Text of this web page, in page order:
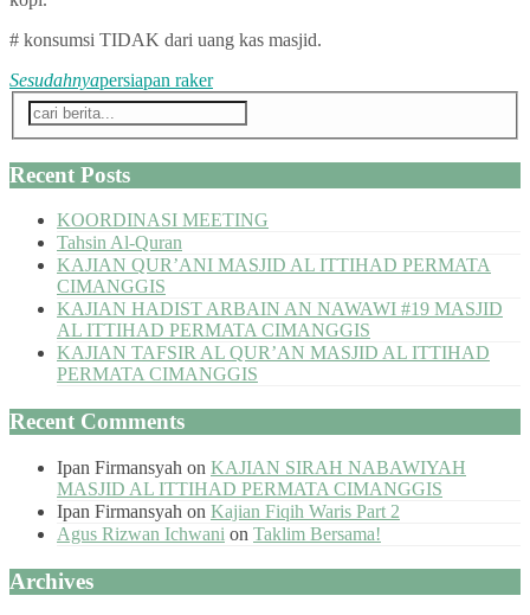
# konsumsi TIDAK dari uang kas masjid.
Sesudahnyapersiapan raker
Recent Posts
KOORDINASI MEETING
Tahsin Al-Quran
KAJIAN QUR’ANI MASJID AL ITTIHAD PERMATA
CIMANGGIS
KAJIAN HADIST ARBAIN AN NAWAWI #19 MASJID
AL ITTIHAD PERMATA CIMANGGIS
KAJIAN TAFSIR AL QUR’AN MASJID AL ITTIHAD
PERMATA CIMANGGIS
Recent Comments
Ipan Firmansyah on KAJIAN SIRAH NABAWIYAH
MASJID AL ITTIHAD PERMATA CIMANGGIS
Ipan Firmansyah on Kajian Fiqih Waris Part 2
Agus Rizwan Ichwani on Taklim Bersama!
Archives